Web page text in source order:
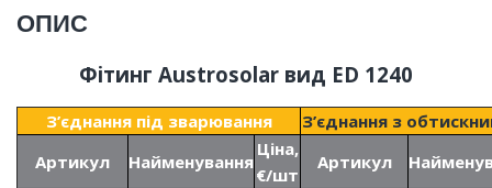
ОПИС
Фітинг Austrosolar вид ED 1240
З’єднання під зварювання
З’єднання з
Артикул
Найменування
Ціна,
€/шт
Артикул